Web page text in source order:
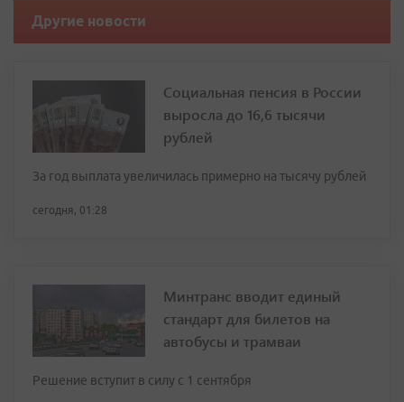
Другие новости
Социальная пенсия в России
выросла до 16,6 тысячи
рублей
За год выплата увеличилась примерно на тысячу рублей
сегодня, 01:28
Минтранс вводит единый
стандарт для билетов на
автобусы и трамваи
Решение вступит в силу с 1 сентября